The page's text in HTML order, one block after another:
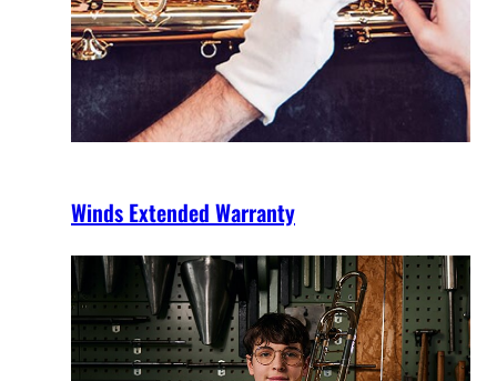
Winds Extended Warranty